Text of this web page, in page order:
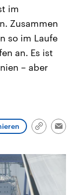
Beiträge,
und
im
Zusammen
so im Laufe
an. Es ist
– aber
Link